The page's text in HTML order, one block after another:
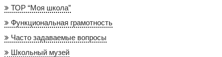
ТОР “Моя школа”
Функциональная грамотность
Часто задаваемые вопросы
Школьный музей